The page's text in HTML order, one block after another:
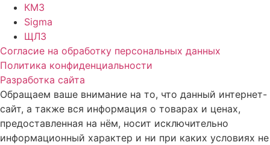
КМЗ
Sigma
ЩЛЗ
Согласие на обработку персональных данных
Политика конфиденциальности
Разработка сайта
Обращаем ваше внимание на то, что данный интернет-
сайт, а также вся информация о товарах и ценах,
предоставленная на нём, носит исключительно
информационный характер и ни при каких условиях не